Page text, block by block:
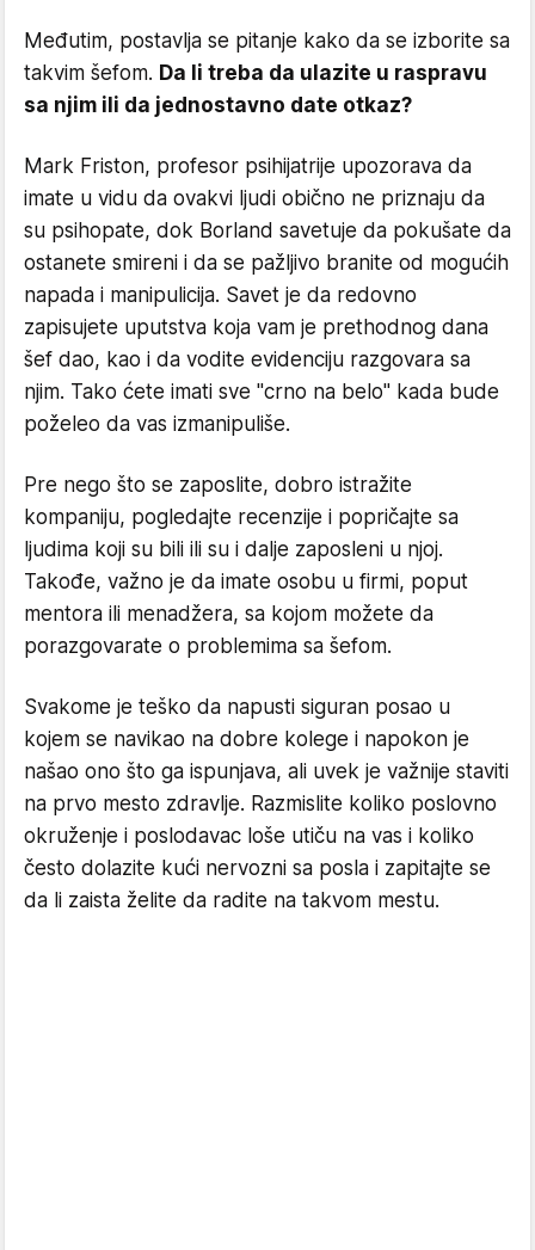
Međutim, postavlja se pitanje kako da se izborite sa
takvim šefom. Da li treba da ulazite u raspravu
sa njim ili da jednostavno date otkaz?
Mark Friston, profesor psihijatrije upozorava da
imate u vidu da ovakvi ljudi obično ne priznaju da
su psihopate, dok Borland savetuje da pokušate da
ostanete smireni i da se pažljivo branite od mogućih
napada i manipulicija. Savet je da redovno
zapisujete uputstva koja vam je prethodnog dana
šef dao, kao i da vodite evidenciju razgovara sa
njim. Tako ćete imati sve "crno na belo" kada bude
poželeo da vas izmanipuliše.
Pre nego što se zaposlite, dobro istražite
kompaniju, pogledajte recenzije i popričajte sa
ljudima koji su bili ili su i dalje zaposleni u njoj.
Takođe, važno je da imate osobu u firmi, poput
mentora ili menadžera, sa kojom možete da
porazgovarate o problemima sa šefom.
Svakome je teško da napusti siguran posao u
kojem se navikao na dobre kolege i napokon je
našao ono što ga ispunjava, ali uvek je važnije staviti
na prvo mesto zdravlje. Razmislite koliko poslovno
okruženje i poslodavac loše utiču na vas i koliko
često dolazite kući nervozni sa posla i zapitajte se
da li zaista želite da radite na takvom mestu.